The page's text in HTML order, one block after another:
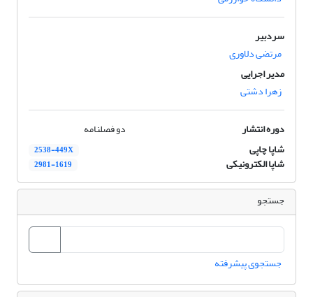
سردبیر
مرتضی دلاوری
مدیر اجرایی
زهرا دشتی
دوره انتشار
دو فصلنامه
شاپا چاپی
2538-449X
شاپا الکترونیکی 2981-1619
جستجو
جستجوی پیشرفته